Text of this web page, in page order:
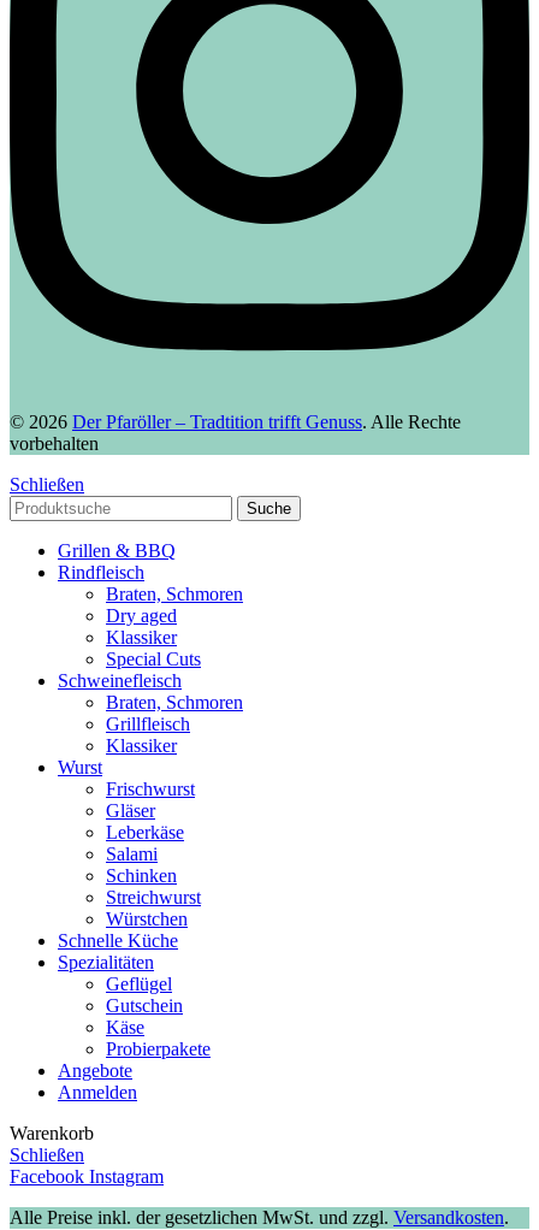
© 2026 Der Pfaröller – Tradtition trifft Genuss. Alle Rechte
vorbehalten
Schließen
Suche
Grillen & BBQ
Rindfleisch
Braten, Schmoren
Dry aged
Klassiker
Special Cuts
Schweinefleisch
Braten, Schmoren
Grillfleisch
Klassiker
Wurst
Frischwurst
Gläser
Leberkäse
Salami
Schinken
Streichwurst
Würstchen
Schnelle Küche
Spezialitäten
Geflügel
Gutschein
Käse
Probierpakete
Angebote
Anmelden
Warenkorb
Schließen
Facebook Instagram
Alle Preise inkl. der gesetzlichen MwSt. und zzgl. Versandkosten.